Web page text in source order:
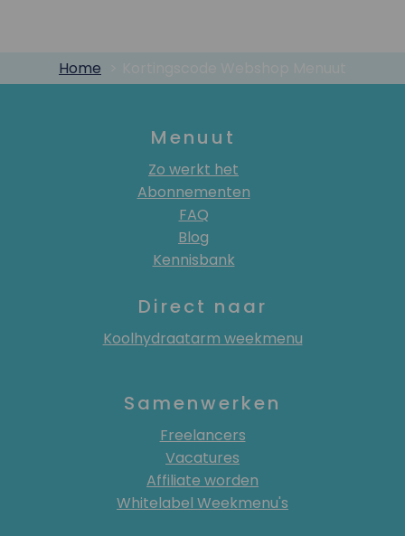
Home
Menuut
Zo werkt het
Abonnementen
FAQ
Blog
Kennisbank
Direct naar
Koolhydraatarm weekmenu
Samenwerken
Freelancers
Vacatures
Affiliate worden
Whitelabel Weekmenu's